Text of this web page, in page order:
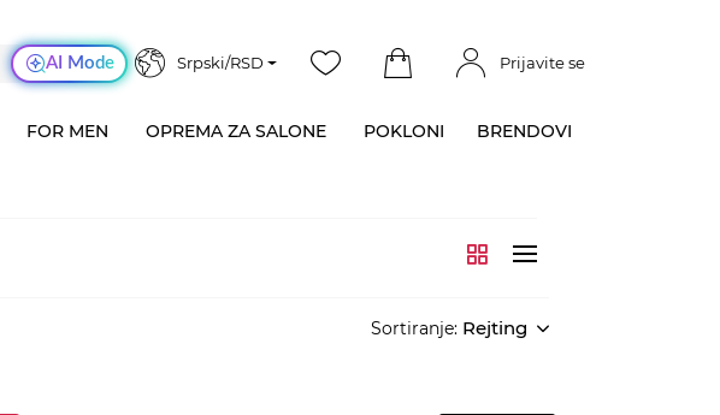
AI Mode Srpski/RSD Prijavite se
FOR MEN OPREMA ZA SALONE POKLONI BRENDOVI
Sortiranje: Rejting